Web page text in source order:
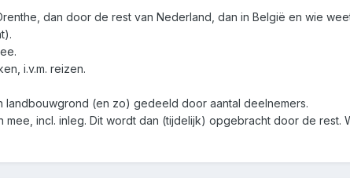
dan door de rest van Nederland, dan in België en wie
i.v.m. reizen.
(en zo) gedeeld door aantal deelnemers.
incl. inleg. Dit wordt dan (tijdelijk) opgebracht door de